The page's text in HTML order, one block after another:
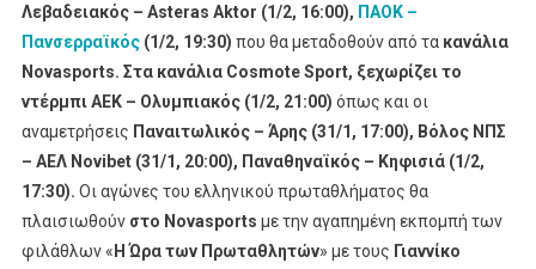
Λεβαδειακός – Asteras Aktor (1/2, 16:00), ΠΑΟΚ –
Πανσερραϊκός(1/2, 19:30) που θα μεταδοθούν από τακανάλια
Novasports. Στα κανάλια CosmoteSport, ξεχωρίζει το
ντέρμπι ΑΕΚ – Ολυμπιακός (1/2, 21:00) όπως και οι
αναμετρήσεις Παναιτωλικός – Άρης (31/1, 17:00), Βόλος ΝΠΣ
– ΑΕΛ Novibet (31/1, 20:00), Παναθηναϊκός – Κηφισιά (1/2,
17:30). Οι αγώνες του ελληνικού πρωταθλήματος θα
πλαισιωθούνστο Novasports με την αγαπημένη εκπομπή των
φιλάθλων « Η Ώρα των Πρωταθλητών» με τους Γιαννίκο